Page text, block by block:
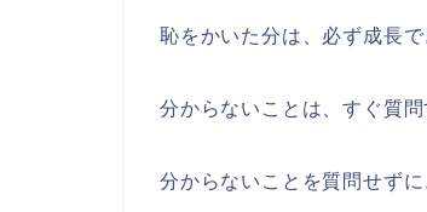
恥をかいた分は、必ず成長で
分からないことは、すぐ質
分からないことを質問せず